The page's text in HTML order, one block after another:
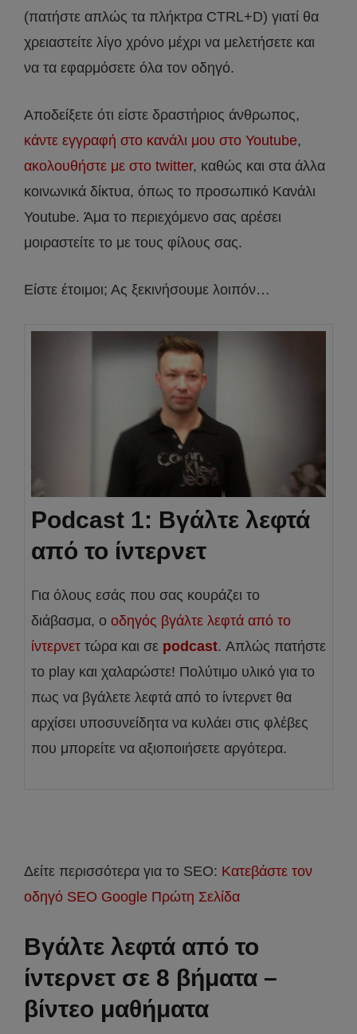
(πατήστε απλώς τα πλήκτρα CTRL+D) γιατί θα
χρειαστείτε λίγο χρόνο μέχρι να μελετήσετε και
να τα εφαρμόσετε όλα τον οδηγό.
Αποδείξετε ότι είστε δραστήριος άνθρωπος,
κάντε εγγραφή στο κανάλι μου στο Youtube,
ακολουθήστε με στο twitter, καθώς και στα άλλα
κοινωνικά δίκτυα, όπως το προσωπικό Κανάλι
Youtube. Άμα το περιεχόμενο σας αρέσει
μοιραστείτε το με τους φίλους σας.
Είστε έτοιμοι; Ας ξεκινήσουμε λοιπόν…
Podcast 1: Βγάλτε λεφτά
από το ίντερνετ
Για όλους εσάς που σας κουράζει το
διάβασμα, o οδηγός βγάλτε λεφτά από το
ίντερνετ τώρα και σε podcast. Απλώς πατήστε
το play και χαλαρώστε! Πολύτιμο υλικό για το
πως να βγάλετε λεφτά από το ίντερνετ θα
αρχίσει υποσυνείδητα να κυλάει στις φλέβες
που μπορείτε να αξιοποιήσετε αργότερα.
Δείτε περισσότερα για το SEO: Κατεβάστε τον
οδηγό SEO Google Πρώτη Σελίδα
Βγάλτε λεφτά από το
ίντερνετ σε 8 βήματα –
βίντεο μαθήματα